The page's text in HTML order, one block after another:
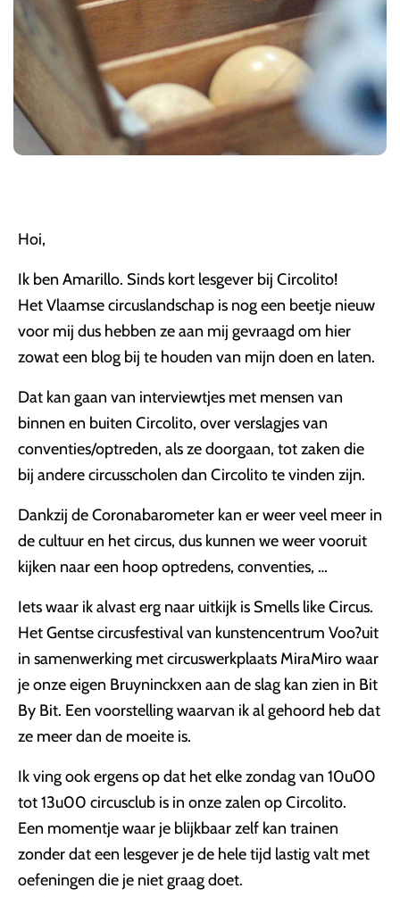
Hoi,
Ik ben Amarillo. Sinds kort lesgever bij Circolito!
Het Vlaamse circuslandschap is nog een beetje nieuw
voor mij dus hebben ze aan mij gevraagd om hier
zowat een blog bij te houden van mijn doen en laten.
Dat kan gaan van interviewtjes met mensen van
binnen en buiten Circolito, over verslagjes van
conventies/optreden, als ze doorgaan, tot zaken die
bij andere circusscholen dan Circolito te vinden zijn.
Dankzij de Coronabarometer kan er weer veel meer in
de cultuur en het circus, dus kunnen we weer vooruit
kijken naar een hoop optredens, conventies, …
Iets waar ik alvast erg naar uitkijk is Smells like Circus.
Het Gentse circusfestival van kunstencentrum Voo?uit
in samenwerking met circuswerkplaats MiraMiro waar
je onze eigen Bruyninckxen aan de slag kan zien in Bit
By Bit. Een voorstelling waarvan ik al gehoord heb dat
ze meer dan de moeite is.
Ik ving ook ergens op dat het elke zondag van 10u00
tot 13u00 circusclub is in onze zalen op Circolito.
Een momentje waar je blijkbaar zelf kan trainen
zonder dat een lesgever je de hele tijd lastig valt met
oefeningen die je niet graag doet.